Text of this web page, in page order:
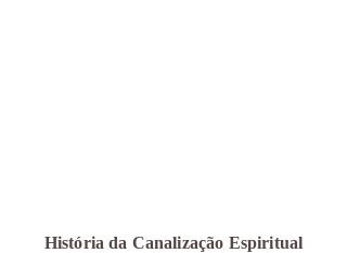
História da Canalização Espiritual